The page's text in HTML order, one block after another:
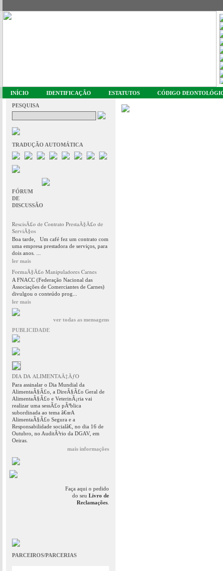
INÍCIO IDENTIFICAÇÃO ESTATUTOS CÓDIGO
PESQUISA
TRADUÇÃO AUTOMÁTICA
FÓRUM
DE
DISCUSSÃO
RescisÃ£o de Contrato PrestaÃ§Ã£o de
ServiÃ§os
Boa tarde, Um café fez um contrato com
uma empresa prestadora de serviços, para
dois anos. ...
ler mais
FormaÃ§Ã£o Manipuladores Carnes
A FNACC (Federação Nacional das
Associações de Comerciantes de Carnes)
divulgou o conteúdo prog...
ler mais
ver todas as mensagens
PUBLICIDADE
DIA DA ALIMENTAÃ‡ÃƒO
Para assinalar o Dia Mundial da
AlimentaÃ§Ã£o, a DireÃ§Ã£o Geral de
AlimentaÃ§Ã£o e VeterinÃ¡ria vai
realizar uma sessÃ£o pÃºblica
subordinada ao tema â€œA
AlimentaÃ§Ã£o Segura e a
Responsabilidade socialâ€, no dia 16 de
Outubro, no AuditÃ³rio da DGAV, em
Oeiras.
mais informações
Faça aqui o pedido
do seu Livro de
Reclamações
PARCEIROS/PARCERIAS